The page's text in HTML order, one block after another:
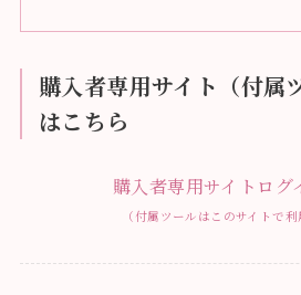
購入者専用サイト（付属
はこちら
購入者専用サイトログ
（付属ツールはこのサイトで利